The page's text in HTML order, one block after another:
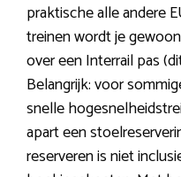
praktische alle andere
treinen wordt je
over een Interrail pas
Belangrijk: voor
snelle
apart een
reserveren is niet